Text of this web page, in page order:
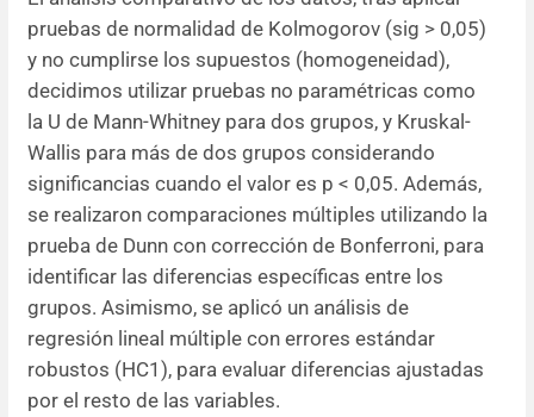
pruebas de normalidad de Kolmogorov (sig > 0,05)
y no cumplirse los supuestos (homogeneidad),
decidimos utilizar pruebas no paramétricas como
la U de Mann-Whitney para dos grupos, y Kruskal-
Wallis para más de dos grupos considerando
significancias cuando el valor es p < 0,05. Además,
se realizaron comparaciones múltiples utilizando la
prueba de Dunn con corrección de Bonferroni, para
identificar las diferencias específicas entre los
grupos. Asimismo, se aplicó un análisis de
regresión lineal múltiple con errores estándar
robustos (HC1), para evaluar diferencias ajustadas
por el resto de las variables.